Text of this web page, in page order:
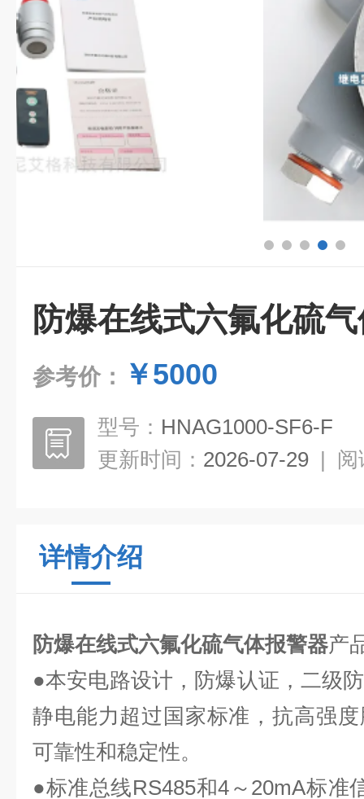
防爆在线式六氟化硫
参考价： ￥5000
型号： HNAG1000-SF6-F
更新时间： 2026-07-29 | 阅
详情介绍
防爆在线式六氟化硫气体报警器产
●本安电路设计，防爆认证，二级
静电能力超过国家标准，抗高强
可靠性和稳定性。
●标准总线RS485和4～20mA标准